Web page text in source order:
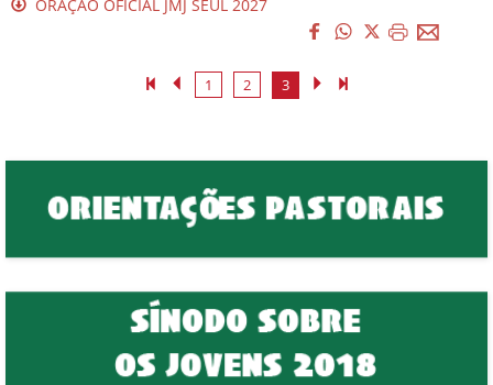
ORAÇÃO OFICIAL JMJ SEUL 2027
1 2 3